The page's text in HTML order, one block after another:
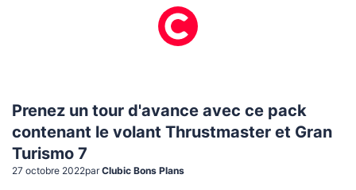
Prenez un tour d'avance avec ce pack
contenant le volant Thrustmaster et Gran
Turismo 7
27 octobre 2022par Clubic Bons Plans